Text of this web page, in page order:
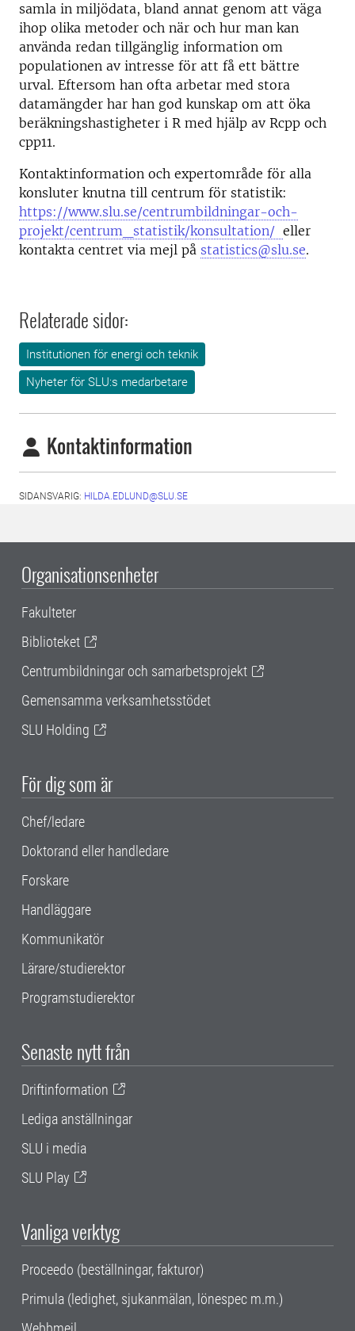
samla in miljödata, bland annat genom att väga
ihop olika metoder och när och hur man kan
använda redan tillgänglig information om
populationen av intresse för att få ett bättre
urval. Eftersom han ofta arbetar med stora
datamängder har han god kunskap om att öka
beräkningshastigheter i R med hjälp av Rcpp och
cpp11.
Kontaktinformation och expertområde för alla
konsluter knutna till centrum för statistik:
https://www.slu.se/centrumbildningar-och-
projekt/centrum_statistik/konsultation/ eller
kontakta centret via mejl på statistics@slu.se.
Relaterade sidor:
Institutionen för energi och teknik
Nyheter för SLU:s medarbetare
Kontaktinformation
SIDANSVARIG: HILDA.EDLUND@SLU.SE
Organisationsenheter
Fakulteter
Biblioteket
Centrumbildningar och samarbetsprojekt
Gemensamma verksamhetsstödet
SLU Holding
För dig som är
Chef/ledare
Doktorand eller handledare
Forskare
Handläggare
Kommunikatör
Lärare/studierektor
Programstudierektor
Senaste nytt från
Driftinformation
Lediga anställningar
SLU i media
SLU Play
Vanliga verktyg
Proceedo (beställningar, fakturor)
Primula (ledighet, sjukanmälan, lönespec m.m.)